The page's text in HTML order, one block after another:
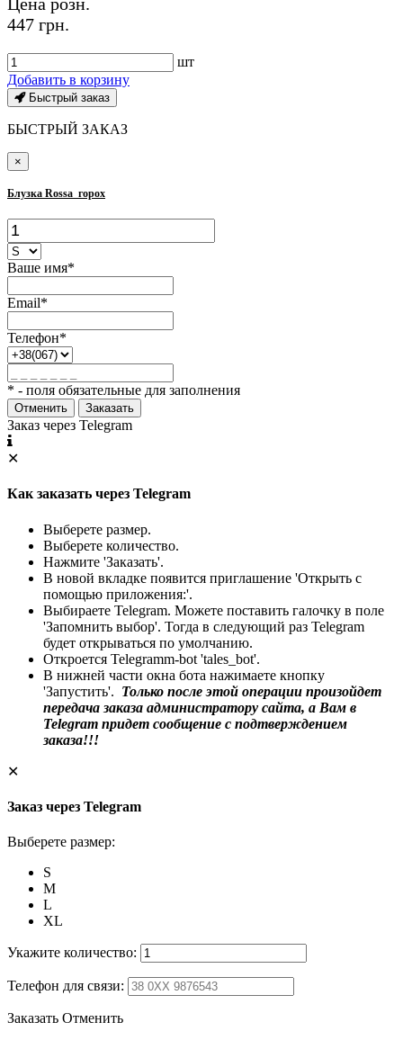
447 грн.
шт
Добавить в корзину
Быстрый заказ
БЫСТРЫЙ ЗАКАЗ
×
Блузка Rossa_горох
Ваше имя*
Email*
Телефон*
* - поля обязательные для заполнения
Отменить Заказать
Заказ через Telegram
✕
Как заказать через Telegram
Выберете размер.
Выберете количество.
Нажмите 'Заказать'.
В новой вкладке появится приглашение 'Открыть с
помощью приложения:'.
Выбираете Telegram. Можете поставить галочку в поле
'Запомнить выбор'. Тогда в следующий раз Telegram
будет открываться по умолчанию.
Откроется Telegramm-bot 'tales_bot'.
В нижней части окна бота нажимаете кнопку
'Запустить'. Только после этой операции произойдет
передача заказа администратору сайта, а Вам в
Telegram придет сообщение с подтверждением
заказа!!!
✕
Заказ через Telegram
Выберете размер:
S
M
L
XL
Укажите количество:
Телефон для связи:
Заказать Отменить